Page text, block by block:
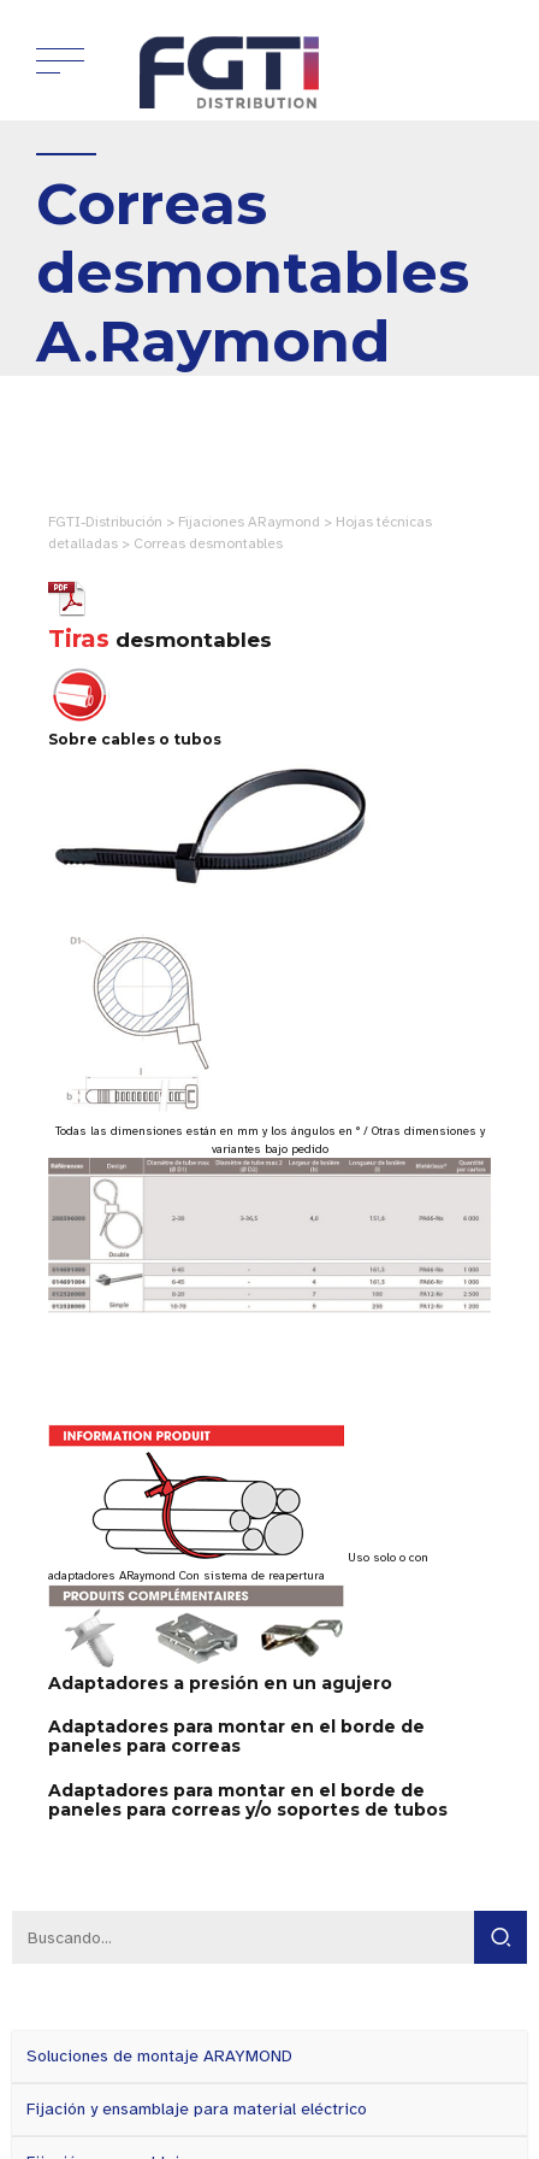
Correas
desmontables
A.Raymond
FGTI-Distribución > Fijaciones ARaymond > Hojas técnicas
detalladas > Correas desmontables
Tiras desmontables
Sobre cables o tubos
Todas las dimensiones están en mm y los ángulos en ° / Otras dimensiones y
variantes bajo pedido
Uso solo o con
adaptadores ARaymond Con sistema de reapertura
Adaptadores a presión en un agujero
Adaptadores para montar en el borde de
paneles para correas
Adaptadores para montar en el borde de
paneles para correas y/o soportes de tubos
Soluciones de montaje ARAYMOND
Fijación y ensamblaje para material eléctrico